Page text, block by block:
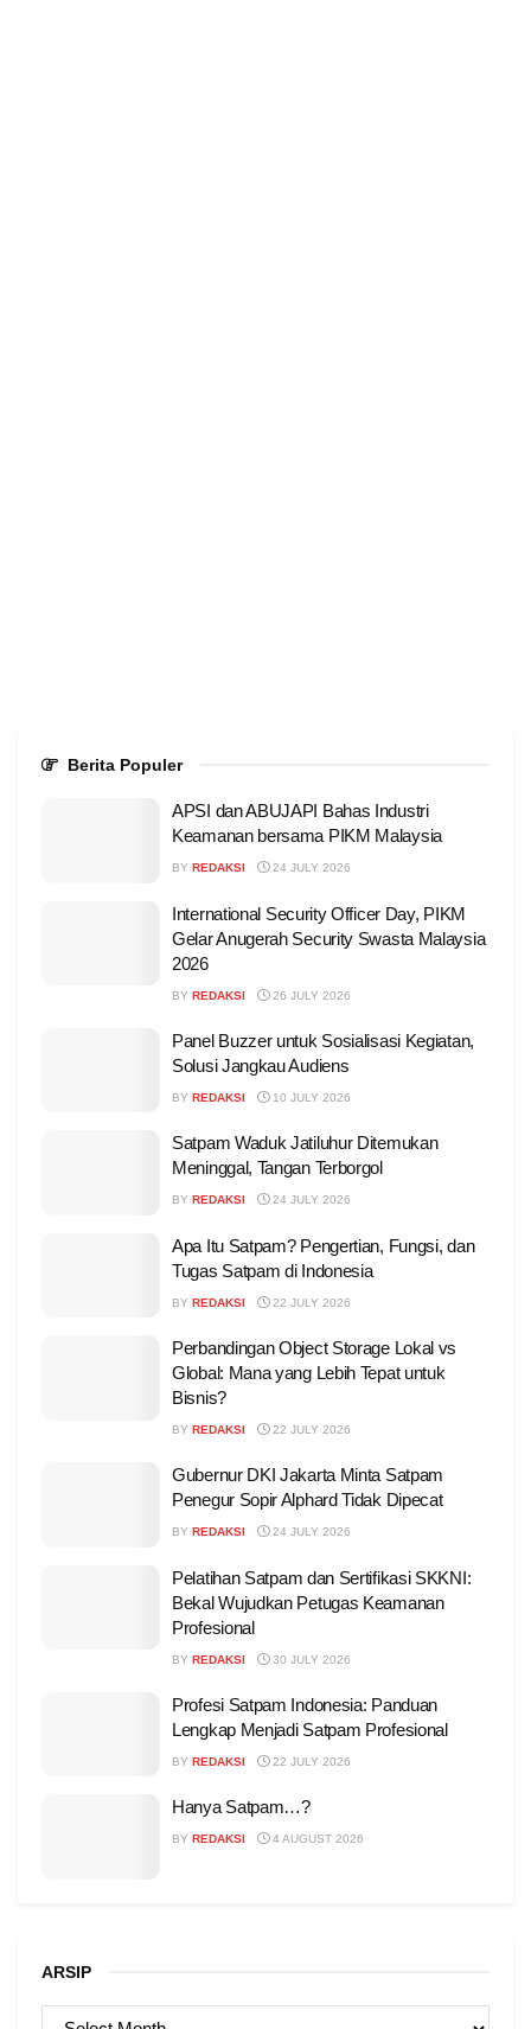
Berita Populer
APSI dan ABUJAPI Bahas Industri
Keamanan bersama PIKM Malaysia
BY REDAKSI 24 JULY 2026
International Security Officer Day, PIKM
Gelar Anugerah Security Swasta Malaysia
2026
BY REDAKSI 26 JULY 2026
Panel Buzzer untuk Sosialisasi Kegiatan,
Solusi Jangkau Audiens
BY REDAKSI 10 JULY 2026
Satpam Waduk Jatiluhur Ditemukan
Meninggal, Tangan Terborgol
BY REDAKSI 24 JULY 2026
Apa Itu Satpam? Pengertian, Fungsi, dan
Tugas Satpam di Indonesia
BY REDAKSI 22 JULY 2026
Perbandingan Object Storage Lokal vs
Global: Mana yang Lebih Tepat untuk
Bisnis?
BY REDAKSI 22 JULY 2026
Gubernur DKI Jakarta Minta Satpam
Penegur Sopir Alphard Tidak Dipecat
BY REDAKSI 24 JULY 2026
Pelatihan Satpam dan Sertifikasi SKKNI:
Bekal Wujudkan Petugas Keamanan
Profesional
BY REDAKSI 30 JULY 2026
Profesi Satpam Indonesia: Panduan
Lengkap Menjadi Satpam Profesional
BY REDAKSI 22 JULY 2026
Hanya Satpam…?
BY REDAKSI 4 AUGUST 2026
ARSIP
ARSIP